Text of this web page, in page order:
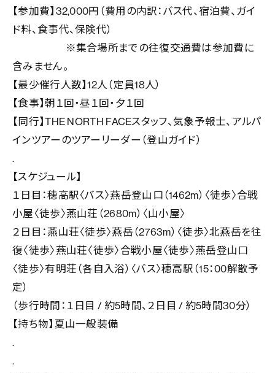
【参加費】32,000円（費用の内訳：バス代、宿泊費、ガイ
ド料、食事代、保険代）
※集合場所までの往復交通費は参加費に
含みません。
【最少催行人数】12人（定員18人）
【食事】朝１回・昼１回・夕１回
【同行】THE NORTH FACEスタッフ、気象予報士、アルパ
インツアーのツアーリーダー（登山ガイド）
.
【スケジュール】
１日目：穂高駅〈バス〉燕岳登山口（1462m）〈徒歩〉合戦
小屋〈徒歩〉燕山荘（2680m）〈山小屋〉
２日目：燕山荘〈徒歩〉燕岳（2763m）〈徒歩〉北燕岳を往
復〈徒歩〉燕山荘〈徒歩〉合戦小屋〈徒歩〉燕岳登山口
〈徒歩〉有明荘（各自入浴）〈バス〉穂高駅（15：00解散予
定）
（歩行時間：１日目 / 約5時間、２日目 / 約5時間30分）
【持ち物】夏山一般装備
.
.